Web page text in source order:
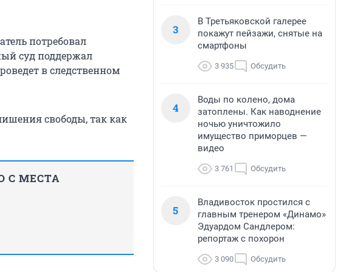
потребовал
суд поддержал
в следственном
свободы, так как
С МЕСТА
3
В Третьяковской галерее
покажут пейзажи, снятые на
смартфоны
3 935 Обсудить
4
Воды по колено, дома
затоплены. Как наводнение
ночью уничтожило
имущество приморцев —
видео
3 761 Обсудить
5
Владивосток простился с
главным тренером «Динамо»
Эдуардом Сандлером:
репортаж с похорон
3 090 Обсудить